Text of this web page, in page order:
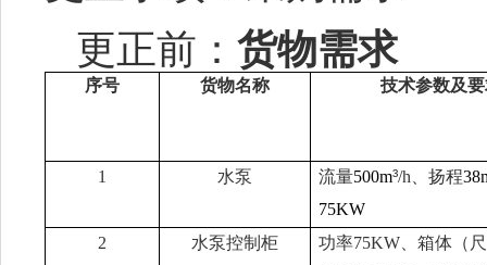
更正前：货物需求
序号 货物名称 技术参数及
1 水泵 流量500m³/h 、扬程
75KW
2
水泵控制柜 功率75KW 、箱体（